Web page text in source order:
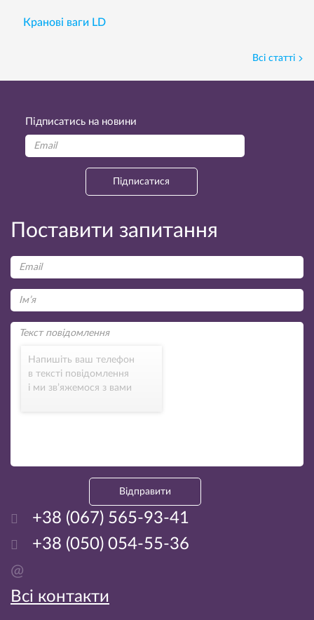
Кранові ваги LD
Всі статті
Підписатись на новини
Підписатися
Поставити запитання
Напишіть ваш телефон
в тексті повідомлення
і ми зв’яжемося з вами
Відправити
+38 (067) 565-93-41
+38 (050) 054-55-36
@
Всі контакти